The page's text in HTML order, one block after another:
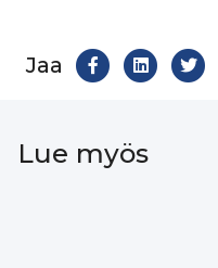
Jaa
Jaa
Facekookiin
Share
on
Lue myös